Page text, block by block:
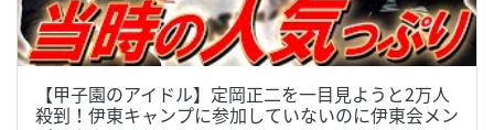
【甲子園のアイドル】定岡正二を一目見ようと2万人
殺到！伊東キャンプに参加していないのに伊東会メン